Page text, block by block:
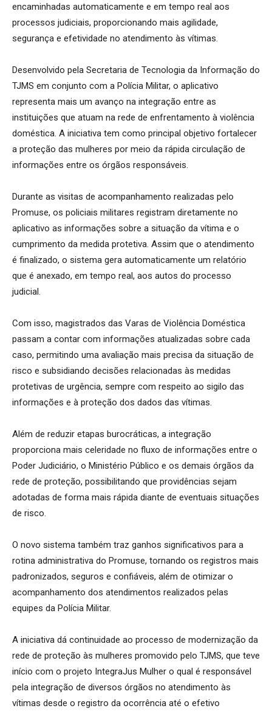
encaminhadas automaticamente e em tempo real aos
processos judiciais, proporcionando mais agilidade,
segurança e efetividade no atendimento às vítimas.
Desenvolvido pela Secretaria de Tecnologia da Informação do
TJMS em conjunto com a Polícia Militar, o aplicativo
representa mais um avanço na integração entre as
instituições que atuam na rede de enfrentamento à violência
doméstica. A iniciativa tem como principal objetivo fortalecer
a proteção das mulheres por meio da rápida circulação de
informações entre os órgãos responsáveis.
Durante as visitas de acompanhamento realizadas pelo
Promuse, os policiais militares registram diretamente no
aplicativo as informações sobre a situação da vítima e o
cumprimento da medida protetiva. Assim que o atendimento
é finalizado, o sistema gera automaticamente um relatório
que é anexado, em tempo real, aos autos do processo
judicial.
Com isso, magistrados das Varas de Violência Doméstica
passam a contar com informações atualizadas sobre cada
caso, permitindo uma avaliação mais precisa da situação de
risco e subsidiando decisões relacionadas às medidas
protetivas de urgência, sempre com respeito ao sigilo das
informações e à proteção dos dados das vítimas.
Além de reduzir etapas burocráticas, a integração
proporciona mais celeridade no fluxo de informações entre o
Poder Judiciário, o Ministério Público e os demais órgãos da
rede de proteção, possibilitando que providências sejam
adotadas de forma mais rápida diante de eventuais situações
de risco.
O novo sistema também traz ganhos significativos para a
rotina administrativa do Promuse, tornando os registros mais
padronizados, seguros e confiáveis, além de otimizar o
acompanhamento dos atendimentos realizados pelas
equipes da Polícia Militar.
A iniciativa dá continuidade ao processo de modernização da
rede de proteção às mulheres promovido pelo TJMS, que teve
início com o projeto IntegraJus Mulher o qual é responsável
pela integração de diversos órgãos no atendimento às
vítimas desde o registro da ocorrência até o efetivo